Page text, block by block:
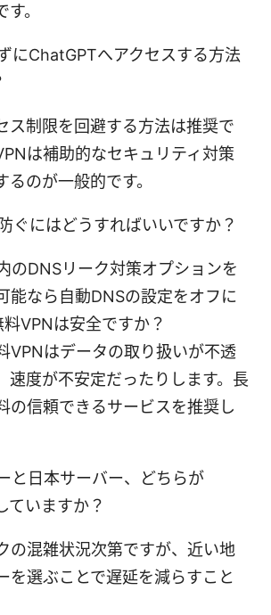
。
にChatGPTへアクセスする方法
ス制限を回避する方法は推奨で
は補助的なセキュリティ対策
るのが一般的です。
ぐにはどうすればいいですか？
のDNSリーク対策オプションを
能なら自動DNSの設定をオフに
料VPNは安全ですか？
VPNはデータの取り扱いが不透
速度が不安定だったりします。長
の信頼できるサービスを推奨し
と日本サーバー、どちらが
ていますか？
の混雑状況次第ですが、近い地
を選ぶことで遅延を減らすこと